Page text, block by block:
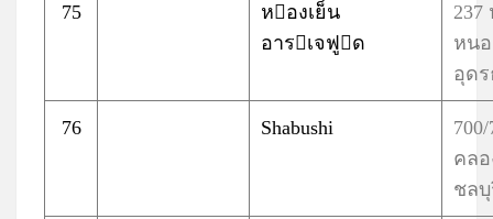
75
หองเย็น
อารเจฟูด
237
หน
อุด
76 Shabushi
คลอ
ชล